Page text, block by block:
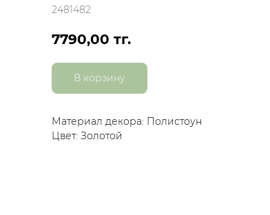
2481482
7790,00 тг.
В корзину
Материал декора: Полистоун
Цвет: Золотой